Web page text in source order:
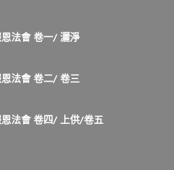
法會 卷一/ 灑淨
法會 卷二/ 卷三
法會 卷四/ 上供/卷五